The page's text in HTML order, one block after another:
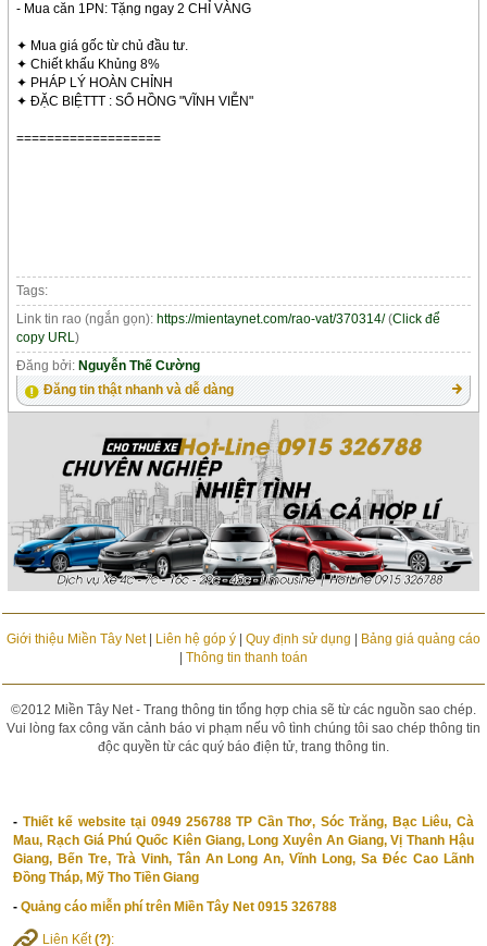
- Mua căn 1PN: Tặng ngay 2 CHỈ VÀNG
✦ Mua giá gốc từ chủ đầu tư.
✦ Chiết khấu Khủng️ ️8%
✦ PHÁP LÝ HOÀN CHỈNH
✦ ĐẶC BIỆTTT : SỔ HỒNG "VĨNH VIỄN"
===================
Tags:
Link tin rao (ngắn gọn): https://mientaynet.com/rao-vat/370314/(Click để
copy URL)
Đăng bởi: Nguyễn Thế Cường
Đăng tin thật nhanh và dễ dàng
Giới thiệu Miền Tây Net| Liên hệ góp ý| Quy định sử dụng | Bảng giá quảng cáo
| Thông tin thanh toán
©2012 Miền Tây Net - Trang thông tin tổng hợp chia sẽ từ các nguồn sao chép.
Vui lòng fax công văn cảnh báo vi phạm nếu vô tình chúng tôi sao chép thông tin
độc quyền từ các quý báo điện tử, trang thông tin.
- Thiết kế website tại 0949 256788 TP Cần Thơ, Sóc Trăng, Bạc Liêu, Cà
Mau, Rạch Giá Phú Quốc Kiên Giang, Long Xuyên An Giang, Vị Thanh Hậu
Giang, Bến Tre, Trà Vinh, Tân An Long An, Vĩnh Long, Sa Đéc Cao Lãnh
Đồng Tháp, Mỹ Tho Tiền Giang
-Quảng cáo miễn phí trên Miền Tây Net 0915 326788
Liên Kết(?):